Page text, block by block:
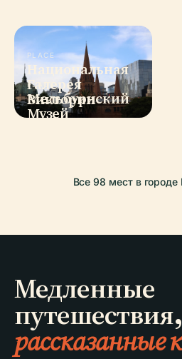
PLACE
Национальная
Галерея
Виктории
PLACE
Мельбурнский
Музей
Все 98 мест в
Медленные
путешествия,
рассказанные